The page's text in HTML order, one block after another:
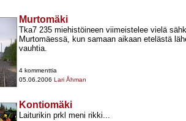
Murtomäki
Tka7 235 miehistöineen viimeistelee vielä
Murtomäessä, kun samaan aikaan etelästä
vauhtia.
4 kommenttia
05.06.2006 Lari Åhman
Kontiomäki
Laiturikin prkl meni rikki...